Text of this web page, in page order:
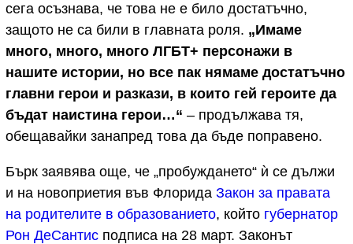
сега осъзнава, че това не е било достатъчно,
защото не са били в главната роля. „Имаме
много, много, много ЛГБТ+ персонажи в
нашите истории, но все пак нямаме достатъчно
главни герои и разкази, в които гей героите да
бъдат наистина герои…“ – продължава тя,
обещавайки занапред това да бъде поправено.
Бърк заявява още, че „пробуждането“ ѝ се дължи
и на новоприетия във Флорида Закон за правата
на родителите в образованието, който губернатор
Рон ДеСантис подписа на 28 март. Законът